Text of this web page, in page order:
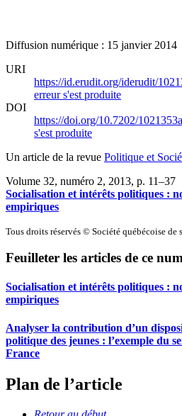
Diffusion numérique : 15 janvier 2014
URI
https://id.erudit.org/iderudit/
erreur s'est produite
DOI
https://doi.org/10.7202/
s'est produite
Un article de la revue Politique et
Volume 32, numéro 2, 2013, p. 11–37
Socialisation et intérêts politiques :
empiriques
Tous droits réservés © Société québécoise
Feuilleter les articles de ce
Socialisation et intérêts politiques :
empiriques
Analyser la contribution d’un
politique des jeunes : l’exemple du
France
Plan de l’article